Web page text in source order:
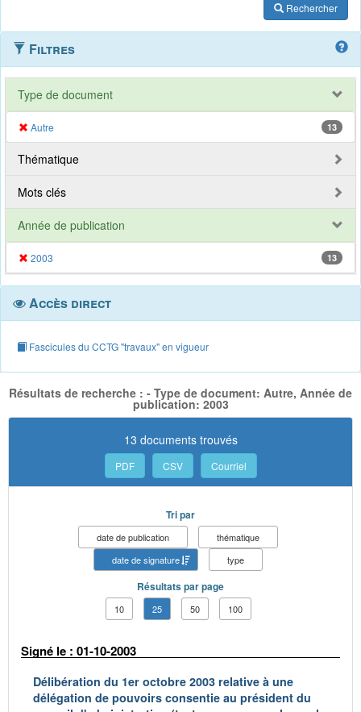
Rechercher
Filtres
Type de document
Autre 13
Thématique
Mots clés
Année de publication
2003 13
Accès direct
Fascicules du CCTG "travaux" en vigueur
Résultats de recherche : - Type de document: Autre, Année de
publication: 2003
13 documents trouvés
PDF CSV Courriel
Tri par
date de publication
thématique
date de signature
type
Résultats par page
10 25 50 100
Signé le : 01-10-2003
Délibération du 1er octobre 2003 relative à une
délégation de pouvoirs consentie au président du